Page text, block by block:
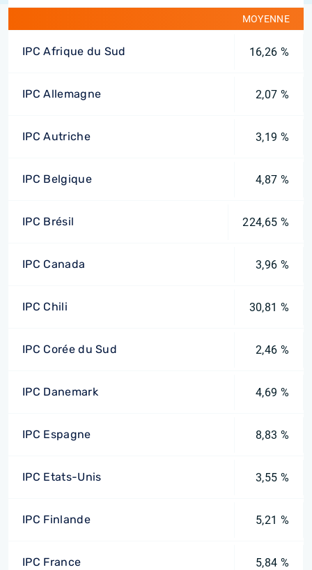
MOYENNE
IPC Afrique du Sud 16,26 %
IPC Allemagne 2,07 %
IPC Autriche 3,19 %
IPC Belgique 4,87 %
IPC Brésil 224,65 %
IPC Canada 3,96 %
IPC Chili 30,81 %
IPC Corée du Sud 2,46 %
IPC Danemark 4,69 %
IPC Espagne 8,83 %
IPC Etats-Unis 3,55 %
IPC Finlande 5,21 %
IPC France 5,84 %